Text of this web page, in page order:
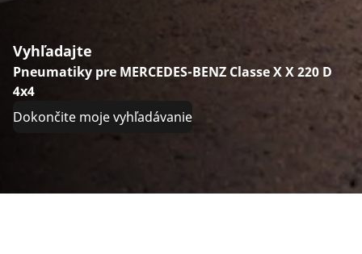
Vyhľadajte
Pneumatiky pre MERCEDES-BENZ Classe X X 220 D
4x4
Dokončite moje vyhľadávanie